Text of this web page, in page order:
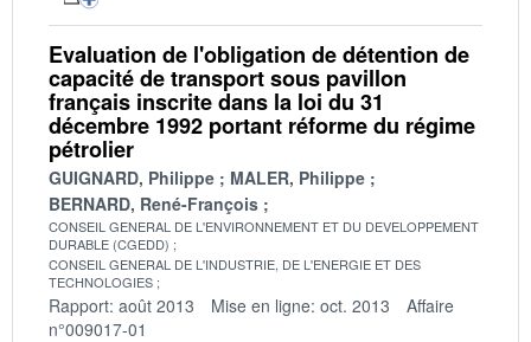
Evaluation de l'obligation de détention de
capacité de transport sous pavillon
français inscrite dans la loi du 31
décembre 1992 portant réforme du régime
pétrolier
GUIGNARD, Philippe
MALER, Philippe
BERNARD, René-François
CONSEIL GENERAL DE L'ENVIRONNEMENT ET DU DEVELOPPEMENT
DURABLE (CGEDD)
CONSEIL GENERAL DE L'INDUSTRIE, DE L'ENERGIE ET DES
TECHNOLOGIES
Rapport: août 2013 Mise en ligne: oct. 2013
Affaire
n°009017-01